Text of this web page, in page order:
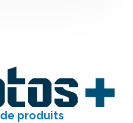
de produits